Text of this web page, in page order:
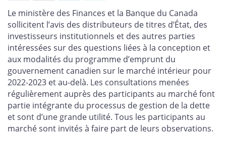
page
sur
Facebook
page
sur
X
page
sur
LinkedIn
page
par
courriel
Le ministère des Finances et la Banque du Canada
sollicitent l’avis des distributeurs de titres d’État, des
investisseurs institutionnels et des autres parties
intéressées sur des questions liées à la conception et
aux modalités du programme d’emprunt du
gouvernement canadien sur le marché intérieur pour
2022-2023 et au-delà. Les consultations menées
régulièrement auprès des participants au marché font
partie intégrante du processus de gestion de la dette
et sont d’une grande utilité. Tous les participants au
marché sont invités à faire part de leurs observations.